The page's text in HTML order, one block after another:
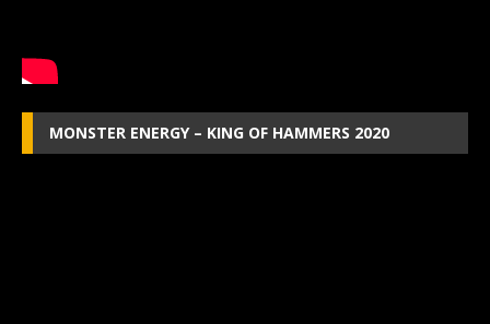
MONSTER ENERGY – KING OF HAMMERS 2020